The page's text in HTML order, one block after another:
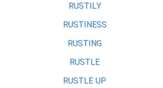
RUSTILY
RUSTINESS
RUSTING
RUSTLE
RUSTLE UP